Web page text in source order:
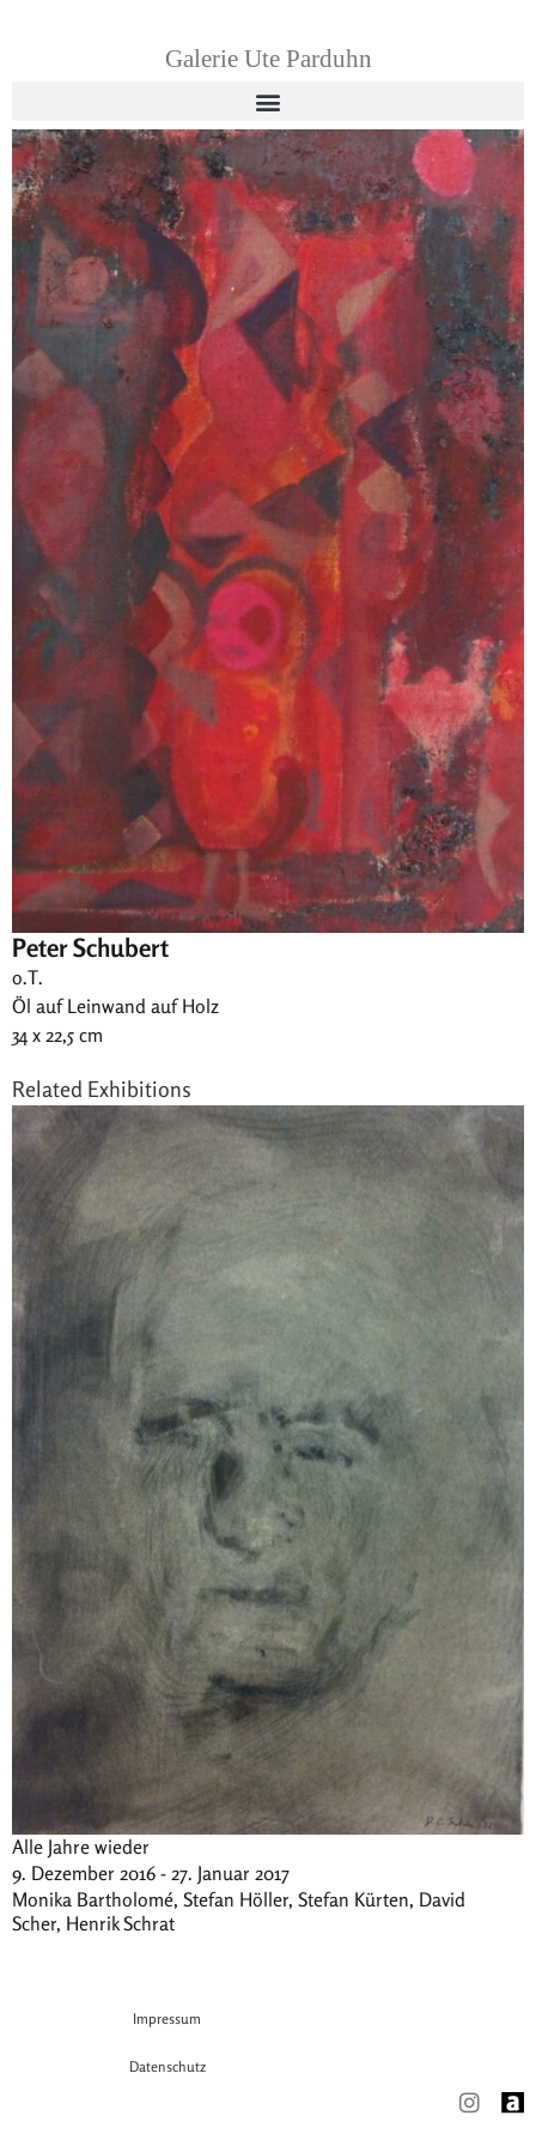
Galerie Ute Parduhn
Peter Schubert
o.T.
Öl auf Leinwand auf Holz
34 x 22,5 cm
Related Exhibitions
Alle Jahre wieder
9. Dezember 2016 - 27. Januar 2017
Monika Bartholomé, Stefan Höller, Stefan Kürten, David
Scher, Henrik Schrat
Impressum
Datenschutz